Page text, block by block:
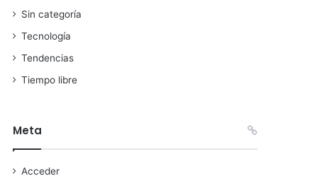
Sin categoría
Tecnología
Tendencias
Tiempo libre
Meta
Acceder